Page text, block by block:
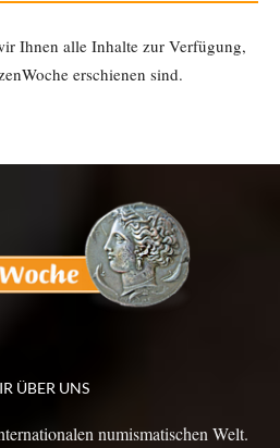
Ihnen alle Inhalte zur Verfügung,
erschienen sind.
ÜBER UNS
numismatischen Welt.